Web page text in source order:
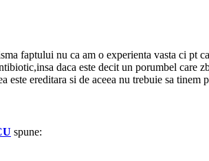
faptului nu ca am o experienta vasta ci pt
daca este decit un porumbel
este ereditara si de aceea nu trebuie sa
spune: